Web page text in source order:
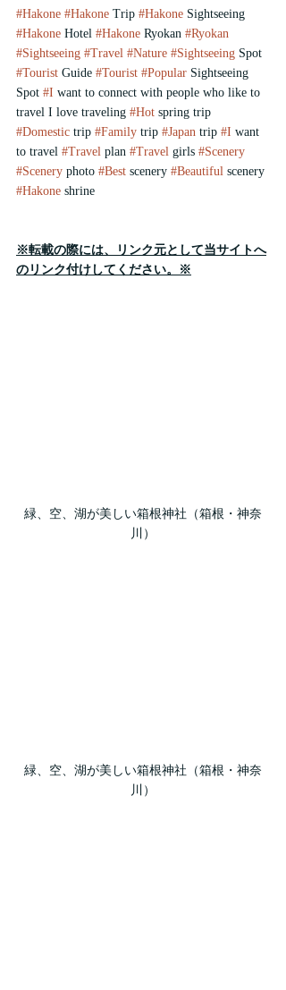
#Hakone #Hakone Trip #Hakone Sightseeing
#Hakone Hotel #Hakone Ryokan #Ryokan
#Sightseeing #Travel #Nature #Sightseeing Spot
#Tourist Guide #Tourist #Popular Sightseeing
Spot #I want to connect with people who like to
travel I love traveling #Hot spring trip
#Domestic trip #Family trip #Japan trip #I want
to travel #Travel plan #Travel girls #Scenery
#Scenery photo #Best scenery #Beautiful scenery
#Hakone shrine
※転載の際には、リンク元として当サイトへ
のリンク付けしてください。※
緑、空、湖が美しい箱根神社（箱根・神奈
川）
緑、空、湖が美しい箱根神社（箱根・神奈
川）